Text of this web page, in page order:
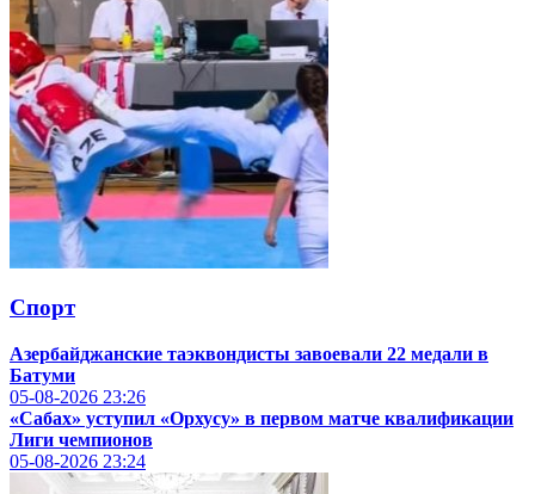
Спорт
Азербайджанские таэквондисты завоевали 22 медали в
Батуми
05-08-2026 23:26
«Сабах» уступил «Орхусу» в первом матче квалификации
Лиги чемпионов
05-08-2026 23:24